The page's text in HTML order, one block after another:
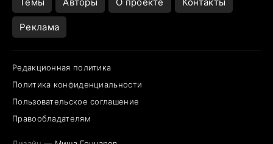
Реклама
Редакционная политика
Политика конфиденциальности
Пользовательское соглашение
Правообладателям